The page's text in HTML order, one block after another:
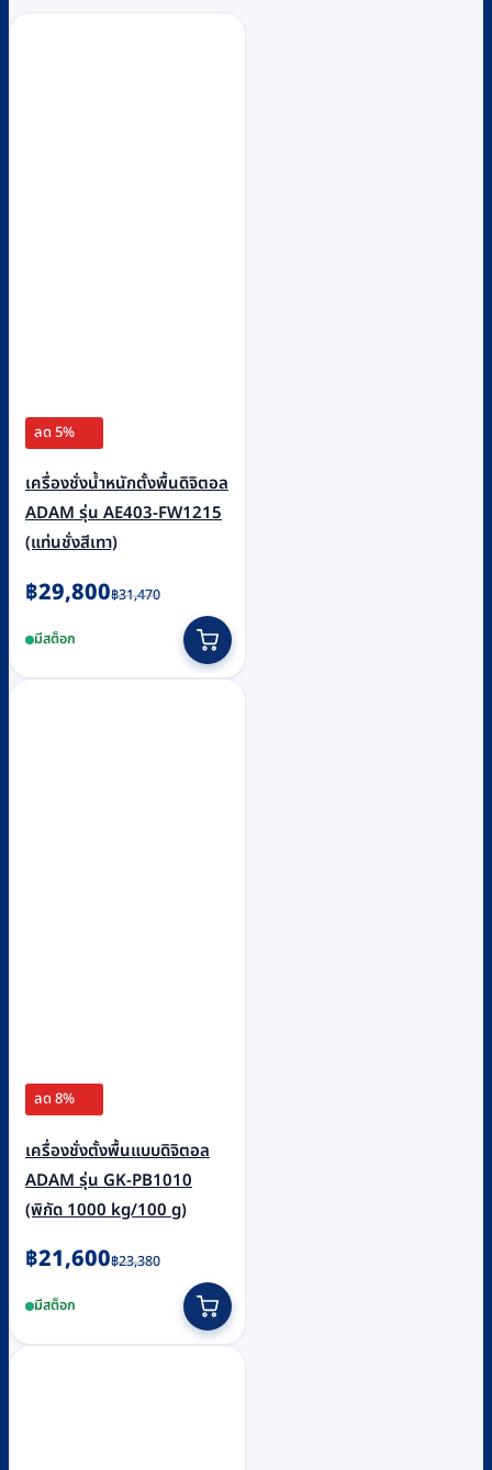
ลด 5%
เครื่องชั่งน้ำหนักตั้งพื้นดิจิตอล
ADAM รุ่น AE403-FW1215
(แท่นชั่งสีเทา)
฿31,470
Original
was:
฿31,470.
฿29,800
Current
is:
฿29,800.
มีสต็อก
ลด 8%
เครื่องชั่งตั้งพื้นแบบดิจิตอล
ADAM รุ่น GK-PB1010
(พิกัด 1000 kg/100 g)
฿23,380
Original
was:
฿23,380.
฿21,600
Current
is:
฿21,600.
มีสต็อก